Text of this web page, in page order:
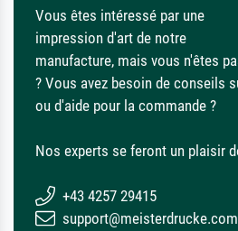
Vous êtes intéressé par une
impression d'art de notre
manufacture, mais vous n'êtes
? Vous avez besoin de conseils
ou d'aide pour la commande ?
Nos experts se feront un plaisir
+43 4257 29415
support@meisterdrucke.com